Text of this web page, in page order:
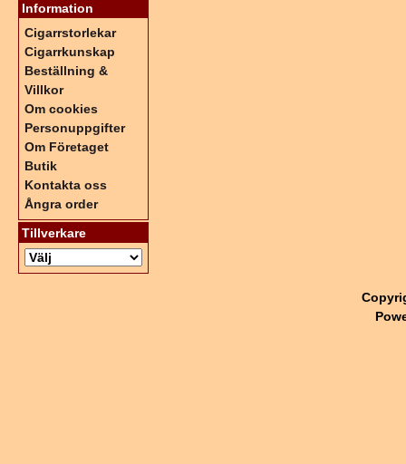
Information
Cigarrstorlekar
Cigarrkunskap
Beställning &
Villkor
Om cookies
Personuppgifter
Om Företaget
Butik
Kontakta oss
Ångra order
Tillverkare